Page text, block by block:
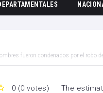
fueron condenados por el robo
0 (0 votes) The